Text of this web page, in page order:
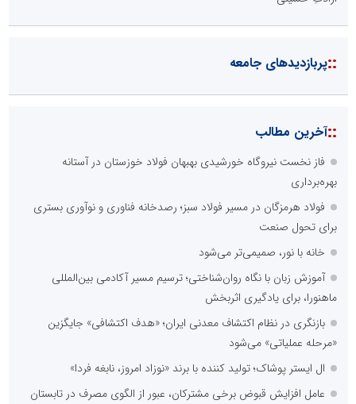
::پربازدیدهای جامعه
::آخرین مطالب
فاز نخست نیروگاه خورشیدی بهبهان فولاد خوزستان در آستانه
بهره‌برداری
فولاد هرمزگان در مسیر فولاد سبز؛ رصدخانه فناوری و نوآوری بستری
برای تحول صنعت
خانه با نور، صمیمی‌تر می‌شود
آموزش زبان با نگاه روان‌شناختی؛ ترسیم مسیر آکادمی بین‌المللی
ماهنورا، برای یادگیری اثربخش
بازنگری در نظام اکتشاف معدنی ایران؛ «هدف اکتشافی» جایگزین
«مرحله عملیاتی» می‌شود
ال ایستر پوشاک؛ تولید کننده با برند «نوزاد امروز، نابغه فردا»
عامل افزایش قبوض برخی مشترکان، عبور از الگوی مصرف در تابستان